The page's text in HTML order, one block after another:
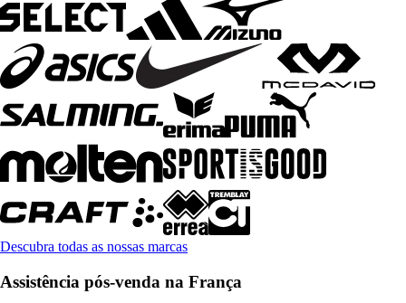
Descubra todas as nossas marcas
Assistência pós-venda na França